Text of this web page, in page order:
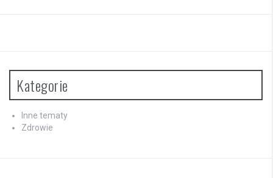
Kategorie
Inne tematy
Zdrowie